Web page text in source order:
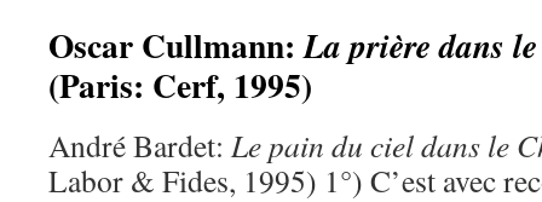
Oscar Cullmann:La prière dans
(Paris: Cerf, 1995)
André Bardet: Le pain du ciel dans le
Labor & Fides, 1995) 1°) C’est avec